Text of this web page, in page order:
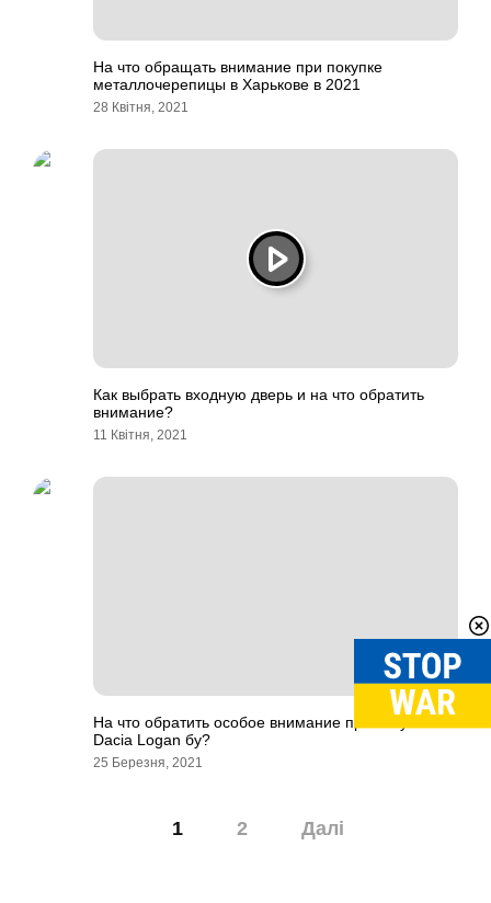
На что обращать внимание при покупке
металлочерепицы в Харькове в 2021
28 Квітня, 2021
Как выбрать входную дверь и на что обратить
внимание?
11 Квітня, 2021
На что обратить особое внимание при покупке
Dacia Logan бу?
25 Березня, 2021
1 2 Далі